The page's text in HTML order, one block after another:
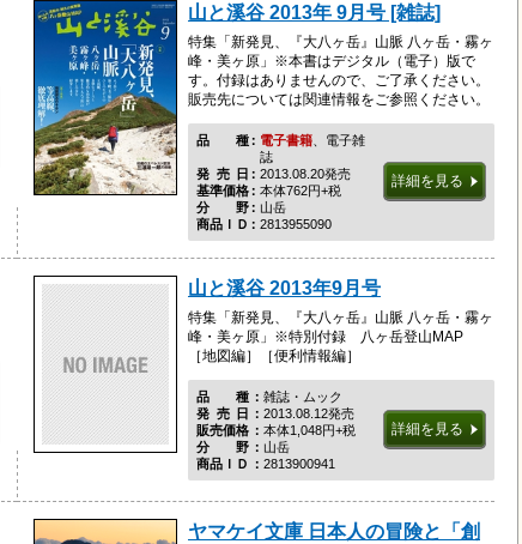
山と溪谷 2013年 9月号 [雑誌]
特集「新発見、『大八ヶ岳』山脈 八ヶ岳・霧ヶ
峰・美ヶ原」※本書はデジタル（電子）版で
す。付録はありませんので、ご了承ください。
販売先については関連情報をご参照ください。
品種電子書籍 、電子雑
誌
発売日 2013.08.20発売
基準価格
本体762円+税
分野
山岳
商品ＩＤ
2813955090
詳細を見る
山と溪谷 2013年9月号
特集「新発見、『大八ヶ岳』山脈 八ヶ岳・霧ヶ
峰・美ヶ原」※特別付録 八ヶ岳登山MAP
［地図編］［便利情報編］
品種雑誌・ムック
発売日 2013.08.12発売
販売価格
本体1,048円+税
分野山岳
商品ＩＤ
2813900941
詳細を見る
ヤマケイ文庫 日本人の冒険と「創